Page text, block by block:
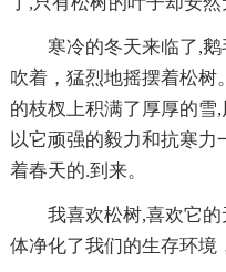
寒冷的冬天来临了,
吹着，猛烈地摇摆着松树
的枝杈上积满了厚厚的雪
以它顽强的毅力和抗寒
着春天的.到来。
我喜欢松树,喜欢它
体净化了我们的生存环境